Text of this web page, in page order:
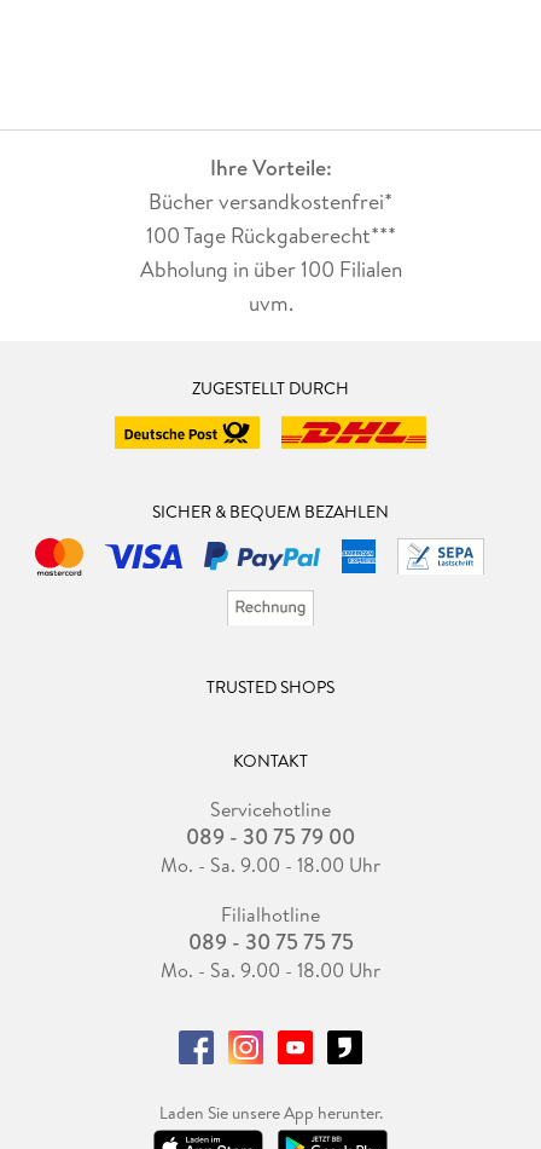
Ihre Vorteile:
Bücher versandkostenfrei*
100 Tage Rückgaberecht***
Abholung in über 100 Filialen
uvm.
ZUGESTELLT DURCH
SICHER & BEQUEM BEZAHLEN
TRUSTED SHOPS
KONTAKT
Servicehotline
089 - 30 75 79 00
Mo. - Sa. 9.00 - 18.00 Uhr
Filialhotline
089 - 30 75 75 75
Mo. - Sa. 9.00 - 18.00 Uhr
Laden Sie unsere App herunter.